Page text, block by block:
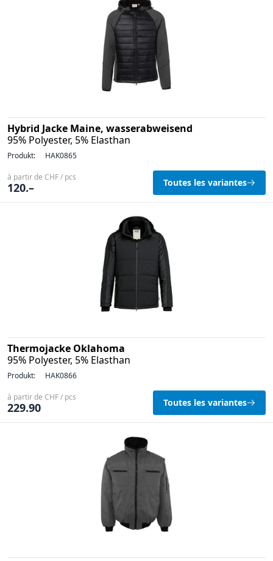
Hybrid Jacke Maine, wasserabweisend
95% Polyester, 5% Elasthan
Produkt: HAK0865
à partir de CHF / pcs
120.– Toutes les variantes
Thermojacke Oklahoma
95% Polyester, 5% Elasthan
Produkt: HAK0866
à partir de CHF / pcs
229.90 Toutes les variantes